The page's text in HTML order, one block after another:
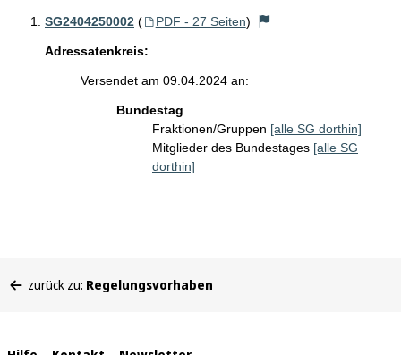
SG2404250002 ( PDF - 27 Seiten)
Adressatenkreis:
Versendet am 09.04.2024 an:
Bundestag
Fraktionen/Gruppen [alle SG dorthin]
Mitglieder des Bundestages [alle SG
dorthin]
befinden
zurück zu: Regelungsvorhaben